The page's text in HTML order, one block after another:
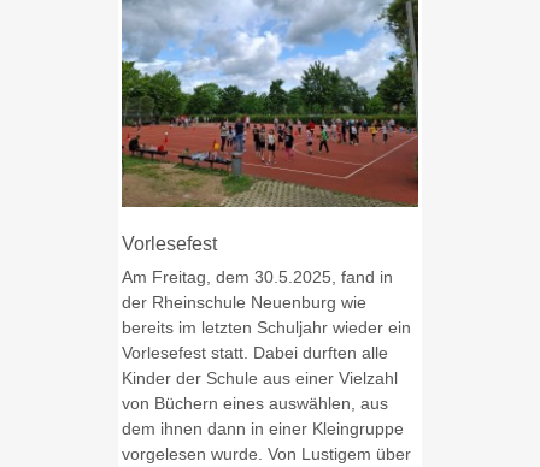
Vorlesefest
Am Freitag, dem 30.5.2025, fand in
der Rheinschule Neuenburg wie
bereits im letzten Schuljahr wieder ein
Vorlesefest statt. Dabei durften alle
Kinder der Schule aus einer Vielzahl
von Büchern eines auswählen, aus
dem ihnen dann in einer Kleingruppe
vorgelesen wurde. Von Lustigem über